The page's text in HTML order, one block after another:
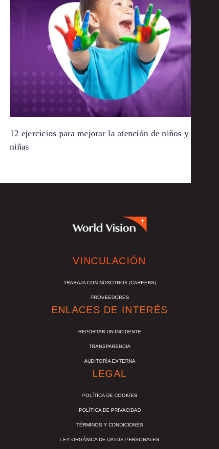
12 ejercicios para mejorar la atención de niños y
niñas
VINCULACIÓN
TRABAJA CON NOSOTROS (CAREERS)
PROVEEDORES
ENLACES DE INTERÉS
REPORTAR UN INCIDENTE
TRANSPARENCIA
AUDITORÍA EXTERNA
LEGAL
POLÍTICA DE COOKIES
POLÍTICA DE PRIVACIDAD
TÉRMINOS Y CONDICIONES
LEY ORGÁNICA DE DATOS PERSONALES